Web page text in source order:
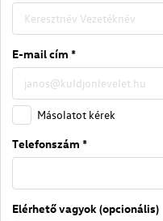
E-mail cím *
Másolatot kérek
Telefonszám *
Elérhető vagyok (opcionális)